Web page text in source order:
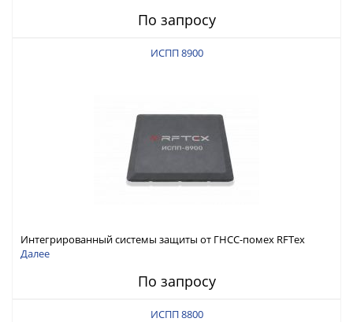
По запросу
ИСПП 8900
Интегрированный системы защиты от ГНСС-помех RFТех
ИСПП 8900
Далее
По запросу
ИСПП 8800